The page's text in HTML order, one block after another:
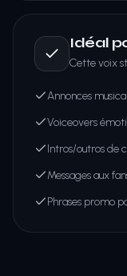
Idéal
Cette voix
Annonces
Voiceovers
Intros/outros de
Messages aux
Phrases promo